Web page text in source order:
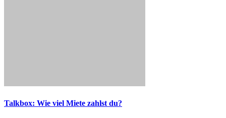
Talkbox: Wie viel Miete zahlst du?